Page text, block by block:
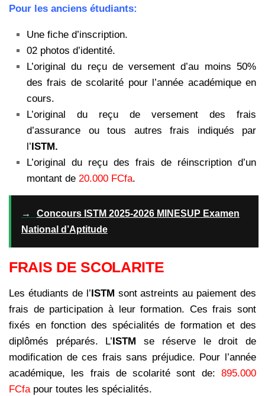
Pour les anciens étudiants:
Une fiche d’inscription.
02 photos d’identité.
L’original du reçu de versement d’au moins 50%
des frais de scolarité pour l’année académique en
cours.
L’original du reçu de versement des frais
d’assurance ou tous autres frais indiqués par
l’ISTM.
L’original du reçu des frais de réinscription d’un
montant de 20.000 FCfa.
→
Concours ISTM 2025-2026 MINESUP Examen
National d’Aptitude
FRAIS DE SCOLARITE
Les étudiants de l’ISTM sont astreints au paiement des
frais de participation à leur formation. Ces frais sont
fixés en fonction des spécialités de formation et des
diplômés préparés. L’ISTM se réserve le droit de
modification de ces frais sans préjudice. Pour l’année
académique, les frais de scolarité sont de: 895.000
FCfa pour toutes les spécialités.